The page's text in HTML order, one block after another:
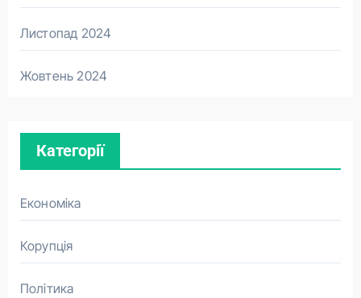
Листопад 2024
Жовтень 2024
Категорії
Економіка
Корупція
Політика